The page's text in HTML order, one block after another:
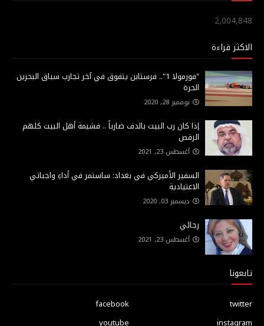
2,004,848
الاكثر قراءة
"فورمولا 1".. فرستابن يتفوق في آخر تجارب سباق البحرين
الحرة
نوفمبر 28, 2020
إذا كان رب البيت بالدف ضارباً .. فشيمة أهل البيت كلهم
الرقص
أغسطس 23, 2021
السفير الأميركي في بغداد: ساستمر في أداءِ واجباتي
الاعتيادية
ديسمبر 03, 2020
رجائي
أغسطس 23, 2021
تابعونا
facebook
twitter
youtube
instagram